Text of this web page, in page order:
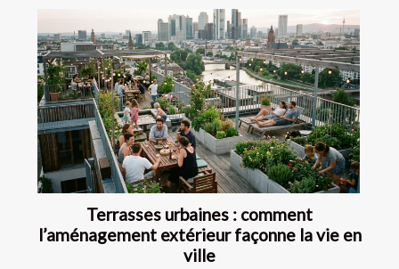
Terrasses urbaines : comment
l’aménagement extérieur façonne la vie en
ville